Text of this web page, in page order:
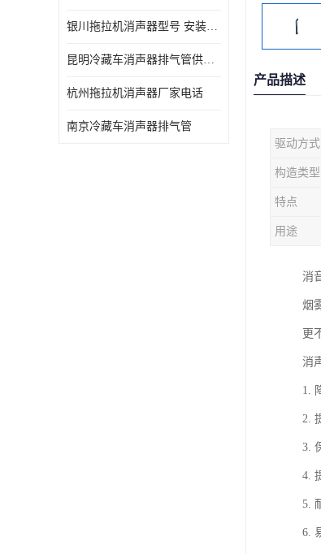
银川拖拉机消声器型号 安装方便
昆明冷藏车消声器排气管供货商 可定制
杭州拖拉机消声器厂家电话
南京冷藏车消声器排气管
产品描述
驱动方式
构造类型
特点
用途
消
烟
更
消
1.
2.
3.
4.
5.
6.